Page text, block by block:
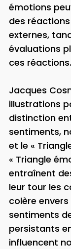
émotions
des
externes,
évaluations
ces réactions.
Jacques
illustrations
distinction
sentiments,
et le «
« Triangle
entraînent
leur tour les
colère
sentiments
persistants
influencent